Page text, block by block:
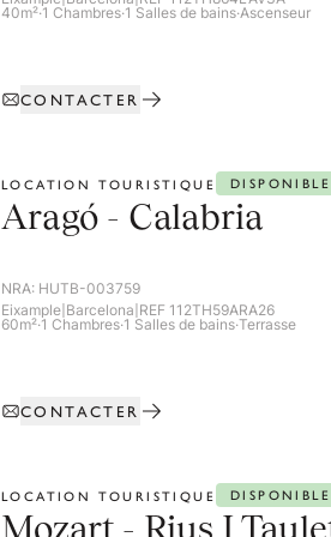
40m²·1 Chambres·1 Salles de bains·Ascenseur
CONTACTER
LOCATION TOURISTIQUE DISPONIBLE
Aragó - Calabria
NRA: HUTB-003759
Eixample Barcelona REF 112TH59ARA26
60m²·1 Chambres·1 Salles de bains·Terrasse
CONTACTER
LOCATION TOURISTIQUE DISPONIBLE
Mozart - Rius I